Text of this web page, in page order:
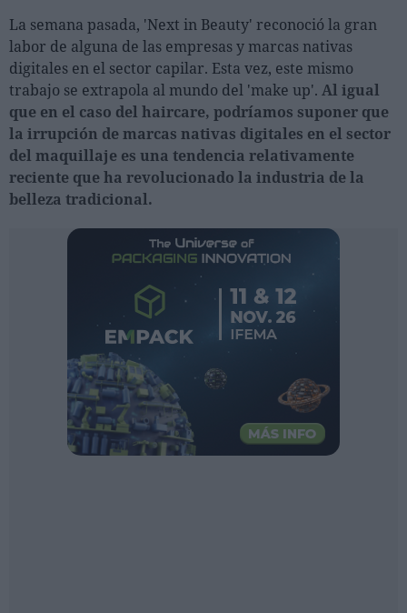
Formaciones destacadas
Opinión
Revista
INICIAR SESIÓN
EN
La semana pasada, 'Next in Beauty' reconoció la gran
labor de alguna de las empresas y marcas nativas
digitales en el sector capilar. Esta vez, este mismo
trabajo se extrapola al mundo del 'make up'. Al igual
que en el caso del haircare, podríamos suponer que
la irrupción de marcas nativas digitales en el sector
del maquillaje es una tendencia relativamente
reciente que ha revolucionado la industria de la
belleza tradicional.